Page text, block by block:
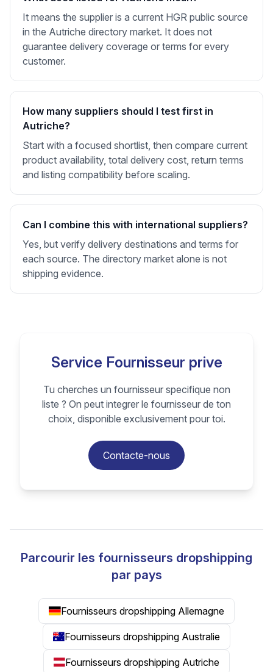
It means the supplier is a current HGR public source
in the Autriche directory market. It does not
guarantee delivery coverage or terms for every
customer.
How many suppliers should I test first in
Autriche?
Start with a focused shortlist, then compare current
product availability, total delivery cost, return terms
and listing compatibility before scaling.
Can I combine this with international suppliers?
Yes, but verify delivery destinations and terms for
each source. The directory market alone is not
shipping evidence.
Service Fournisseur prive
Tu cherches un fournisseur specifique non
liste ? On peut integrer le fournisseur de ton
choix, disponible exclusivement pour toi.
Contacte-nous
Parcourir les fournisseurs dropshipping
par pays
Fournisseurs dropshipping Allemagne
Fournisseurs dropshipping Australie
Fournisseurs dropshipping Autriche